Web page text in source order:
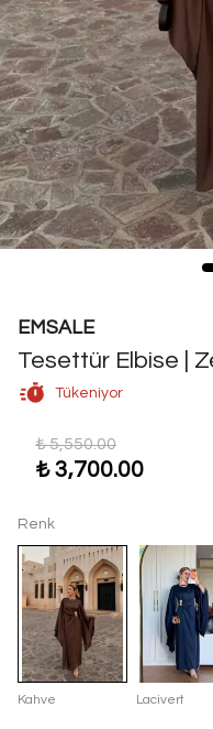
EMSALE
Tesettür Elbise |
Tükeniyor
₺ 5,550.00
₺ 3,700.00
Renk
Kahve Lacivert